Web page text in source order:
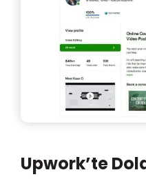
Upwork’te